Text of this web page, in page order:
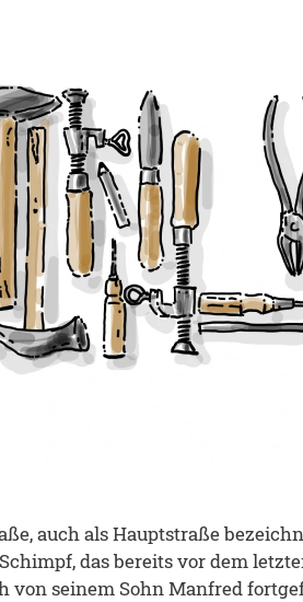
auch als Hauptstraße
das bereits vor dem
von seinem Sohn Manfred